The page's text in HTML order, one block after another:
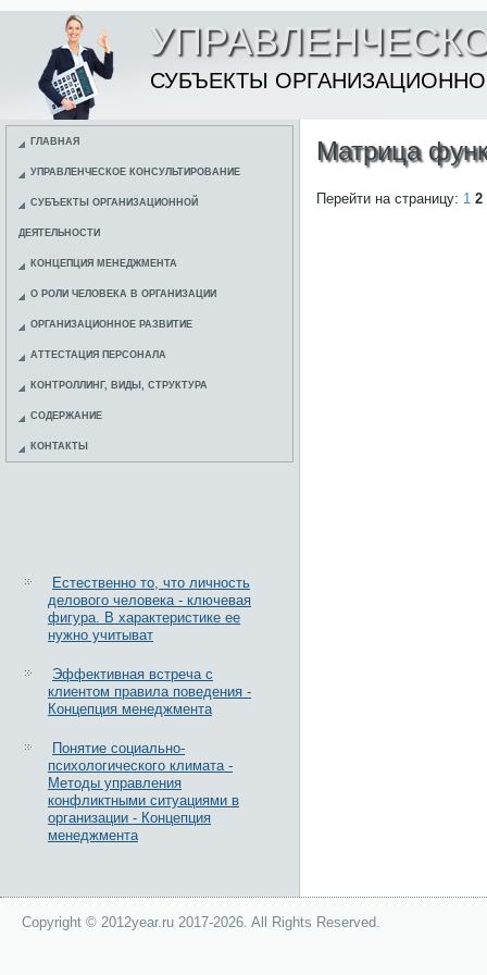
СУБЪЕКТЫ
ГЛАВНАЯ
УПРАВЛЕНЧЕСКОЕ КОНСУЛЬТИРОВАНИЕ
СУБЪЕКТЫ ОРГАНИЗАЦИОННОЙ
ДЕЯТЕЛЬНОСТИ
КОНЦЕПЦИЯ МЕНЕДЖМЕНТА
О РОЛИ ЧЕЛОВЕКА В ОРГАНИЗАЦИИ
ОРГАНИЗАЦИОННОЕ РАЗВИТИЕ
АТТЕСТАЦИЯ ПЕРСОНАЛА
КОНТРОЛЛИНГ, ВИДЫ, СТРУКТУРА
СОДЕРЖАНИЕ
КОНТАКТЫ
Естественно то, что личность
делового человека - ключевая
фигура. В характеристике ее
нужно учитыват
Эффективная встреча с
клиентом правила поведения -
Концепция менеджмента
Понятие социально-
психологического климата -
Методы управления
конфликтными ситуациями в
организации - Концепция
менеджмента
Матрица
Перейти на страницу: 1 2
Copyright © 2012year.ru 2017-2026. All Rights Reserved.